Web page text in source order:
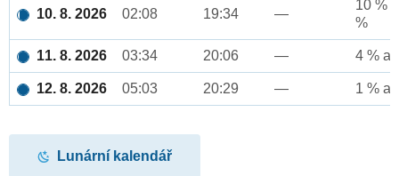
10. 8. 2026 02:08 19:34 —
10 %
%
11. 8. 2026 03:34 20:06 — 4 %
12. 8. 2026 05:03 20:29 — 1 %
Lunární kalendář